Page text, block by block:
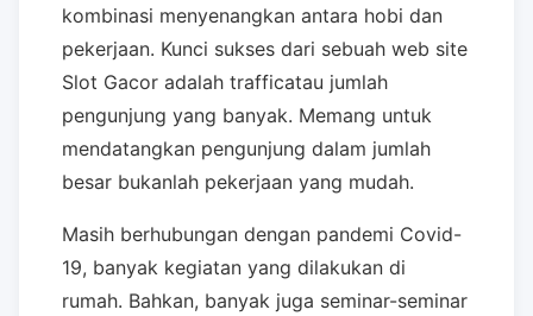
kombinasi menyenangkan antara hobi dan
pekerjaan. Kunci sukses dari sebuah web site
Slot Gacor adalah trafficatau jumlah
pengunjung yang banyak. Memang untuk
mendatangkan pengunjung dalam jumlah
besar bukanlah pekerjaan yang mudah.
Masih berhubungan dengan pandemi Covid-
19, banyak kegiatan yang dilakukan di
rumah. Bahkan, banyak juga seminar-seminar